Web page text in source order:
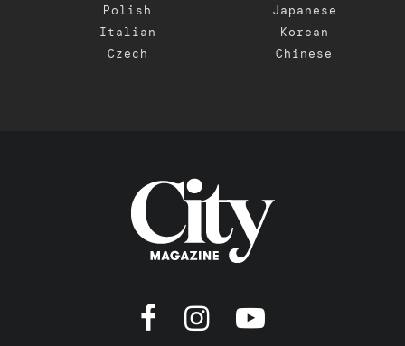
Polish
Italian
Czech
Japanese
Korean
Chinese